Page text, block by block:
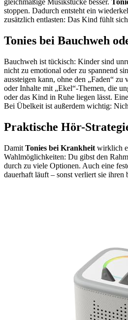
gleichmäßige Musikstücke besser.
stoppen. Dadurch entsteht ein
zusätzlich entlasten: Das Kind fühlt
Tonies bei Bauchweh
Bauchweh ist tückisch: Kinder sind
nicht zu emotional oder zu spannend
aussteigen kann, ohne den „Faden“
oder Inhalte mit „Ekel“-Themen, die
oder das Kind in Ruhe liegen lässt.
Bei Übelkeit ist außerdem wichtig:
Praktische Hör-
Damit Tonies bei Krankheit wirklich
Wahlmöglichkeiten: Du gibst den
durch zu viele Optionen. Auch eine
dauerhaft läuft – sonst verliert sie